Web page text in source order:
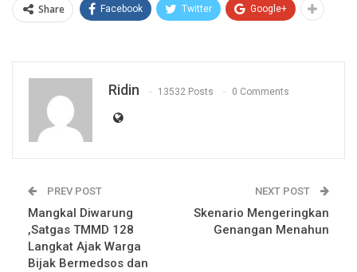
Share Facebook Twitter Google+
Ridin 13532 Posts 0 Comments
PREV POST
Mangkal Diwarung
,Satgas TMMD 128
Langkat Ajak Warga
Bijak Bermedsos dan
NEXT POST
Skenario Mengeringkan
Genangan Menahun